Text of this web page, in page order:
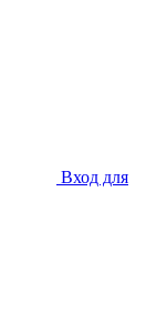
Вход для